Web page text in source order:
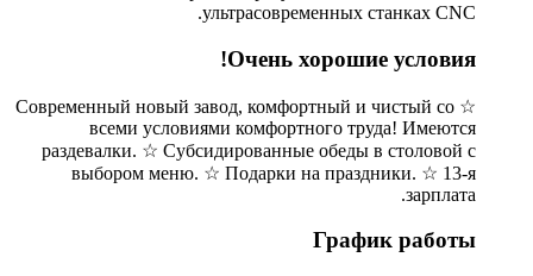
ультрасовременных станках CNC.
Очень хорошие условия!
☆ Современный новый завод, комфортный и чистый со
всеми условиями комфортного труда! Имеются
раздевалки. ☆ Субсидированные обеды в столовой с
выбором меню. ☆ Подарки на праздники. ☆ 13-я
зарплата.
График работы